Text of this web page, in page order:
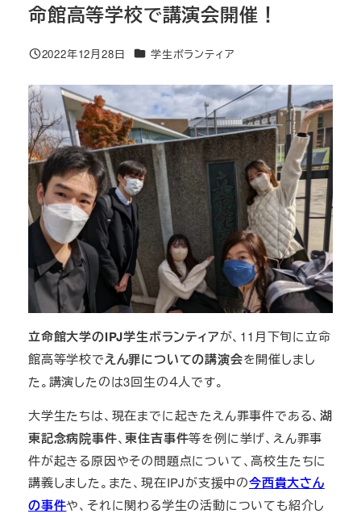
命館高等学校で講演会開催！
2022年12月28日 学生ボランティア
立命館大学のIPJ学生ボランティアが、11月下旬に立命
館高等学校でえん罪についての講演会を開催しまし
た。講演したのは3回生の４人です。
大学生たちは、現在までに起きたえん罪事件である、湖
東記念病院事件、東住吉事件等を例に挙げ、えん罪事
件が起きる原因やその問題点について、高校生たちに
講義しました。また、現在IPJが支援中の今西貴大さん
の事件や、それに関わる学生の活動についても紹介し